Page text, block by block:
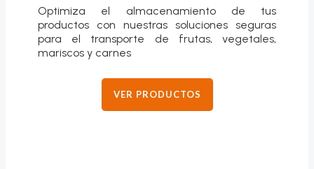
Optimiza el almacenamiento de tus
productos con nuestras soluciones seguras
para el transporte de frutas, vegetales,
mariscos y carnes
VER PRODUCTOS